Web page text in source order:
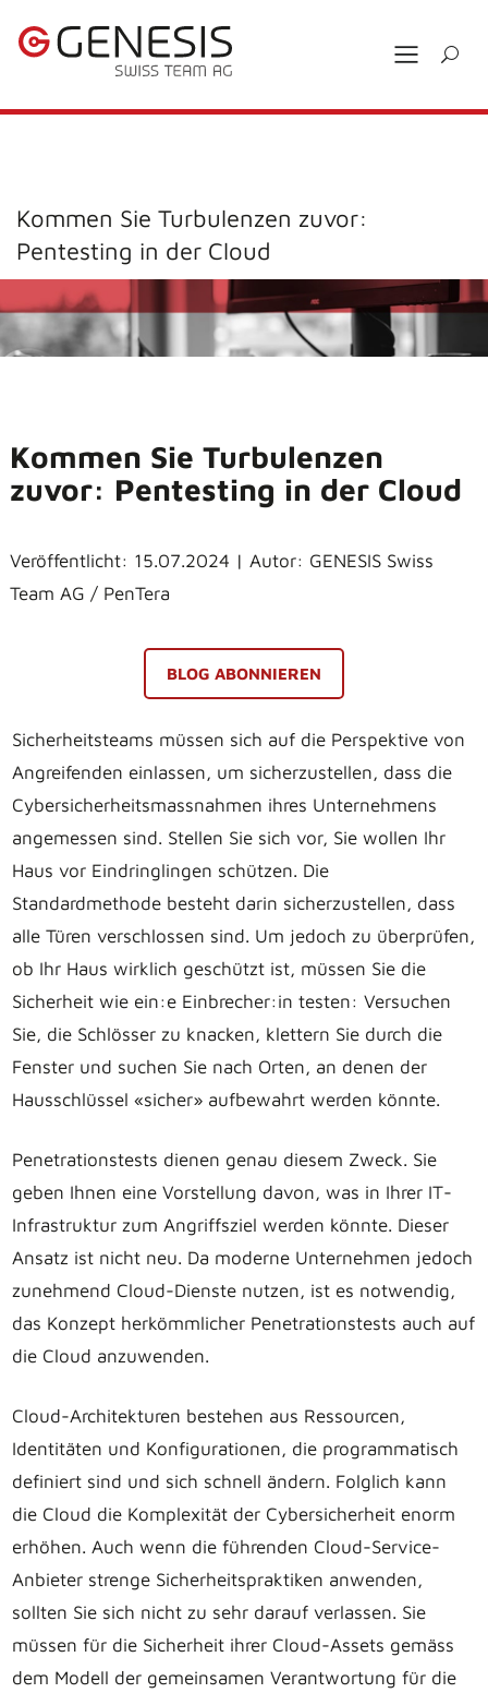
Kommen Sie Turbulenzen zuvor:
Pentesting in der Cloud
Kommen Sie Turbulenzen
zuvor: Pentesting in der Cloud
Veröffentlicht: 15.07.2024 | Autor: GENESIS Swiss
Team AG / PenTera
BLOG ABONNIEREN
Sicherheitsteams müssen sich auf die Perspektive von
Angreifenden einlassen, um sicherzustellen, dass die
Cybersicherheitsmassnahmen ihres Unternehmens
angemessen sind. Stellen Sie sich vor, Sie wollen Ihr
Haus vor Eindringlingen schützen. Die
Standardmethode besteht darin sicherzustellen, dass
alle Türen verschlossen sind. Um jedoch zu überprüfen,
ob Ihr Haus wirklich geschützt ist, müssen Sie die
Sicherheit wie ein:e Einbrecher:in testen: Versuchen
Sie, die Schlösser zu knacken, klettern Sie durch die
Fenster und suchen Sie nach Orten, an denen der
Hausschlüssel «sicher» aufbewahrt werden könnte.
Penetrationstests dienen genau diesem Zweck. Sie
geben Ihnen eine Vorstellung davon, was in Ihrer IT-
Infrastruktur zum Angriffsziel werden könnte. Dieser
Ansatz ist nicht neu. Da moderne Unternehmen jedoch
zunehmend Cloud-Dienste nutzen, ist es notwendig,
das Konzept herkömmlicher Penetrationstests auch auf
die Cloud anzuwenden.
Cloud-Architekturen bestehen aus Ressourcen,
Identitäten und Konfigurationen, die programmatisch
definiert sind und sich schnell ändern. Folglich kann
die Cloud die Komplexität der Cybersicherheit enorm
erhöhen. Auch wenn die führenden Cloud-Service-
Anbieter strenge Sicherheitspraktiken anwenden,
sollten Sie sich nicht zu sehr darauf verlassen. Sie
müssen für die Sicherheit ihrer Cloud-Assets gemäss
dem Modell der gemeinsamen Verantwortung für die